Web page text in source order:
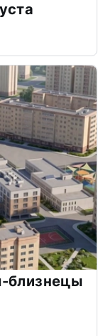
близнецы